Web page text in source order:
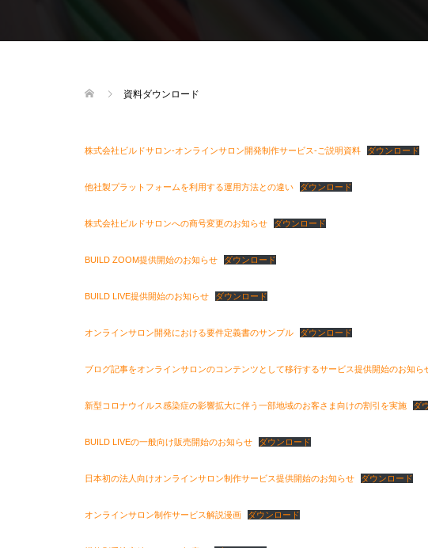
資料ダウンロード
株式会社ビルドサロン-オンラインサロン開発制作サービス-ご説明資料 ダウンロード
他社製プラットフォームを利用する運用方法との違い ダウンロード
株式会社ビルドサロンへの商号変更のお知らせ ダウンロード
BUILD ZOOM提供開始のお知らせ ダウンロード
BUILD LIVE提供開始のお知らせ ダウンロード
オンラインサロン開発における要件定義書のサンプル ダウンロード
ブログ記事をオンラインサロンのコンテンツとして移行するサービス提供開始のお知ら
新型コロナウイルス感染症の影響拡大に伴う一部地域のお客さま向けの割引を実施 ダ
BUILD LIVEの一般向け販売開始のお知らせ ダウンロード
日本初の法人向けオンラインサロン制作サービス提供開始のお知らせ ダウンロード
オンラインサロン制作サービス解説漫画 ダウンロード